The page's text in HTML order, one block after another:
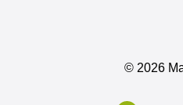
© 2026